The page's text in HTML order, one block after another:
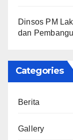
Dinsos PM
dan
Categories
Berita
Gallery